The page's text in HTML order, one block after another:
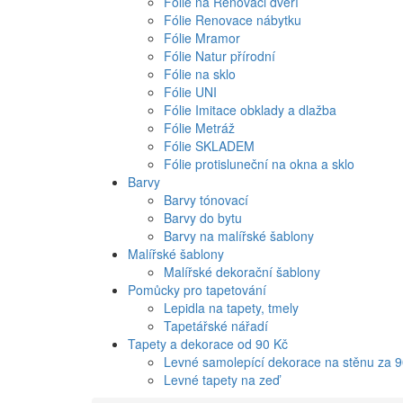
Fólie Renovace nábytku
Fólie Mramor
Fólie Natur přírodní
Fólie na sklo
Fólie UNI
Fólie Imitace obklady a dlažba
Fólie Metráž
Fólie SKLADEM
Fólie protisluneční na okna a sklo
Barvy
Barvy tónovací
Barvy do bytu
Barvy na malířské šablony
Malířské šablony
Malířské dekorační šablony
Pomůcky pro tapetování
Lepidla na tapety, tmely
Tapetářské nářadí
Tapety a dekorace od 90 Kč
Levné samolepící dekorace na stěnu za
Levné tapety na zeď